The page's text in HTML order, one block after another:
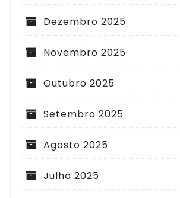
Dezembro 2025
Novembro 2025
Outubro 2025
Setembro 2025
Agosto 2025
Julho 2025